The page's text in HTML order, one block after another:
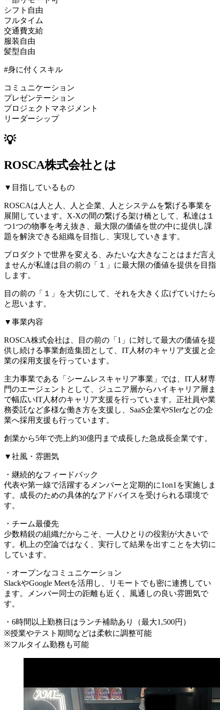
シフト自由
フルタイム
交通費支給
服装自由
髪型自由
#身に付くスキル
コミュニケーション
プレゼンテーション
プロジェクトマネジメント
リーダーシップ
💡
ROSCA株式会社とは
▼目指しているもの
ROSCAは人と人、人と企業、人とシステムを繋げる事業を
展開しています。X-Xの間の繋げる架け橋として、私達は１
つ1つの物事を考え抜き、最大限の価値を世の中に提供し課
題を解決できる組織を目指し、実現していきます。
プロダクトで世界を変える、みたいな大きなことはまだ言え
ませんが私達は目の前の「１」に最大限の価値を提供を目指
します。
目の前の「１」を大切にして、それを大きく広げていけたら
と思います。
▼事業内容
ROSCA株式会社は、目の前の「1」に対して最大の価値を提
供し続ける事業創造集団として、IT人材のキャリア支援と企
業の採用支援を行っています。
主力事業である「シームレスキャリア事業」では、IT人材専
門のエージェントとして、ジュニア層からハイキャリア層ま
で幅広いIT人材のキャリア支援を行っています。正社員や業
務委託など多様な働き方を支援し、SaaS企業やSIerなどの企
業へ採用支援も行っています。
創業から5年で売上約30億円まで成長した急成長企業です。
▼社風・雰囲気
・継続的なフィードバック
代表や第一線で活躍するメンバーと定期的に1on1を実施しま
す。成長のための具体的なアドバイスを受けられる環境で
す。
・チーム最優先
少数精鋭の組織だからこそ、一人ひとりの役割が大きいで
す。机上の空論ではなく、実行して結果を出すことを大切に
しています。
・オープンなコミュニケーション
SlackやGoogle Meetを活用し、リモートでも密に連携してい
ます。メンバー同士の距離も近く、風通しの良い雰囲気で
す。
・6時間以上勤務日はランチ補助あり（最大1,500円）
※授業やテスト期間などは柔軟に調整可能
※フルタイム勤務も可能